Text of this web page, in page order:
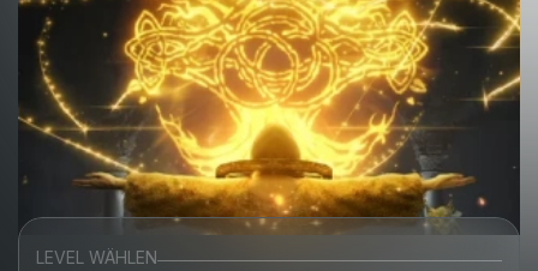
LEVEL WÄHLEN